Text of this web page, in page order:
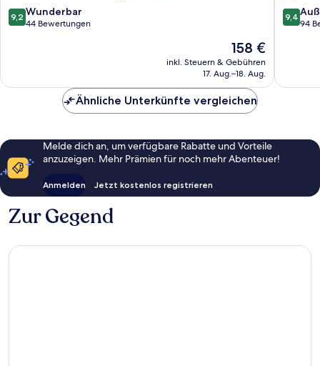
9.2
von
9,2 Wunderbar
44 Bewertungen
Der
Preis
beträgt
158 €
inkl. Steuern & Gebühren
17. Aug.–18. Aug.
9.4
von
9,4
94
Ähnliche Unterkünfte vergleichen
Melde dich an, um verfügbare Rabatte und Vorteile
anzuzeigen. Mehr Prämien für noch mehr Abenteuer!
Anmelden Jetzt kostenlos registrieren
Zur Gegend